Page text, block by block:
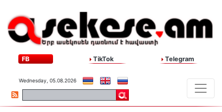
FB TikTok Telegram
Wednesday, 05.08.2026